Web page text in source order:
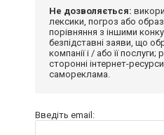
Не дозволяється:
лексики, погроз або
порівняння з іншими
безпідставні заяви, що
компанії і / або її
сторонні інтернет-
самореклама.
Введіть email: